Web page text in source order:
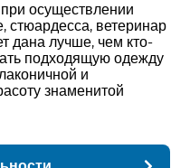
осуществлении
ветеринар
дана лучше, чем кто-
подходящую одежду
и
знаменитой